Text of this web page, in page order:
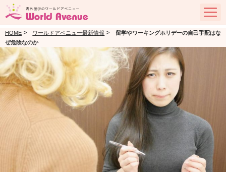
HOME > ワールドアベニュー最新情報 >
留学やワーキングホリデーの自己手配はな
ぜ危険なのか